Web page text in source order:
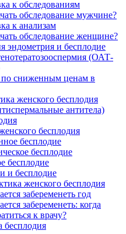
к обследованиям
обследование мужчине?
к анализам
обследование женщине?
эндометрия и бесплодие
(ОАТ-
сниженным ценам в
женского бесплодия
антитела)
бесплодия
бесплодие
бесплодие
бесплодие
и бесплодие
женского бесплодия
забеременеть год
забеременеть: когда
к врачу?
бесплодия